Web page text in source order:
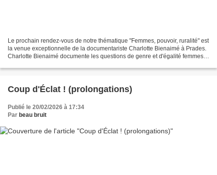
Le prochain rendez-vous de notre thématique "Femmes, pouvoir, ruralité" est
la venue exceptionnelle de la documentariste Charlotte Bienaimé à Prades.
Charlotte Bienaimé documente les questions de genre et d'égalité femmes-
Coup d'Éclat ! (prolongations)
Publié le 20/02/2026 à 17:34
Par beau bruit